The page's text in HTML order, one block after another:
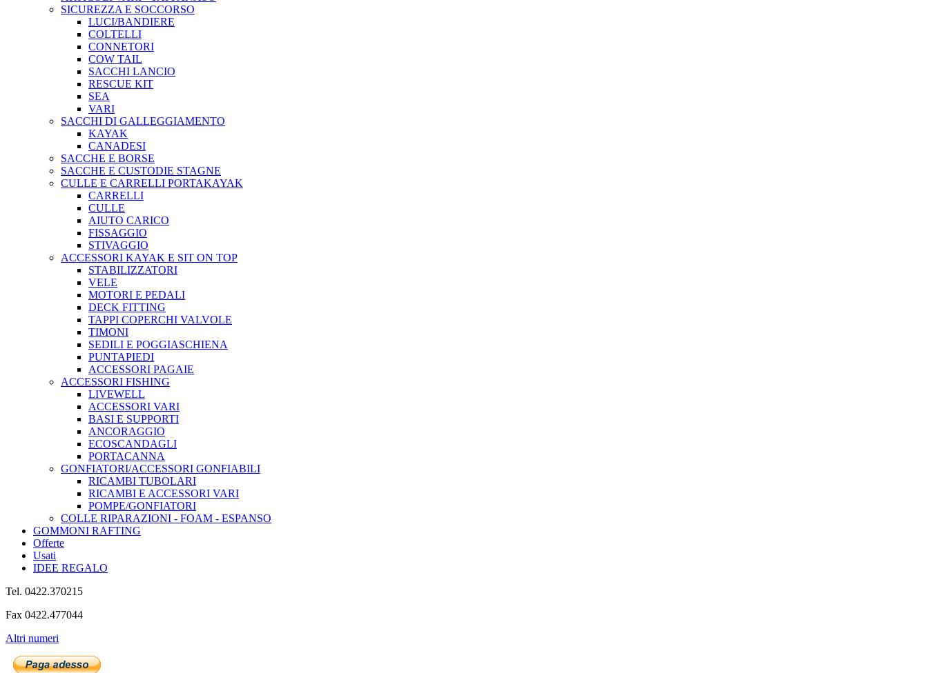
SICUREZZA E SOCCORSO
LUCI/BANDIERE
COLTELLI
CONNETORI
COW TAIL
SACCHI LANCIO
RESCUE KIT
SEA
VARI
SACCHI DI GALLEGGIAMENTO
KAYAK
CANADESI
SACCHE E BORSE
SACCHE E CUSTODIE STAGNE
CULLE E CARRELLI PORTAKAYAK
CARRELLI
CULLE
AIUTO CARICO
FISSAGGIO
STIVAGGIO
ACCESSORI KAYAK E SIT ON TOP
STABILIZZATORI
VELE
MOTORI E PEDALI
DECK FITTING
TAPPI COPERCHI VALVOLE
TIMONI
SEDILI E POGGIASCHIENA
PUNTAPIEDI
ACCESSORI PAGAIE
ACCESSORI FISHING
LIVEWELL
ACCESSORI VARI
BASI E SUPPORTI
ANCORAGGIO
ECOSCANDAGLI
PORTACANNA
GONFIATORI/ACCESSORI GONFIABILI
RICAMBI TUBOLARI
RICAMBI E ACCESSORI VARI
POMPE/GONFIATORI
COLLE RIPARAZIONI - FOAM - ESPANSO
GOMMONI RAFTING
Offerte
Usati
IDEE REGALO
Tel. 0422.370215
Fax 0422.477044
Altri numeri